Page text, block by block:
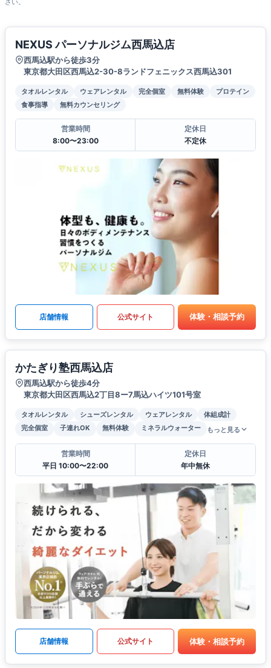
さい。
NEXUS パーソナルジム西馬込店
西馬込駅から徒歩3分
東京都大田区西馬込2-30-8ランドフェニックス西馬込301
タオルレンタル ウェアレンタル 完全個室 無料体験
プロテイン
食事指導
無料カウンセリング
営業時間
8:00〜23:00
定休日
不定休
店舗情報 公式サイト 体験・相談予約
かたぎり塾西馬込店
西馬込駅から徒歩4分
東京都大田区西馬込2丁目8ー7馬込ハイツ101号室
タオルレンタル シューズレンタル ウェアレンタル
体組成計
完全個室
子連れOK 無料体験 ミネラルウォーター もっと見る
営業時間
平日 10:00〜22:00
定休日
年中無休
店舗情報 公式サイト 体験・相談予約